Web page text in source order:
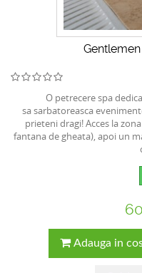
O petrecere spa
sa sarbatoreasca
prieteni dragi! Acces la
fantana de gheata), apoi un
Adauga in